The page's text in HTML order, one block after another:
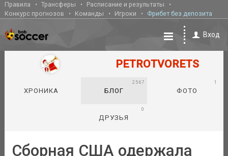
Правила Трансферы
Расписание и результаты
Конкурс прогнозов
Команды Игроки Фрибет без депозита
Вход
PETROTVORETS
ХРОНИКА БЛОГ
2567
ФОТО
1
ДРУЗЬЯ
0
Сборная США одержала